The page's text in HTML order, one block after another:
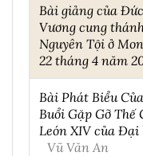
Bài giảng của
Vương cung
Nguyên Tội ở
22 tháng 4 năm
Bài Phát Biểu
Buổi Gặp Gỡ
León XIV của
Vũ Văn An